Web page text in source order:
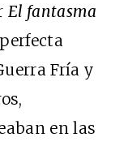
El fantasma
Fría y
en las